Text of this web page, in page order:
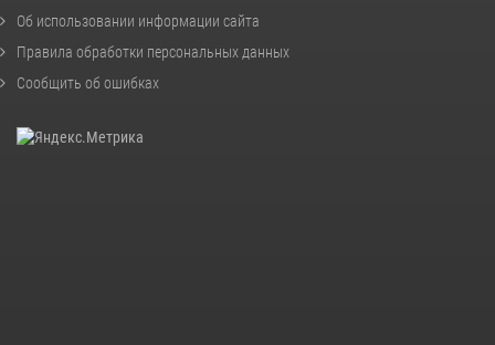
Об использовании информации сайта
Правила обработки персональных данных
Сообщить об ошибках